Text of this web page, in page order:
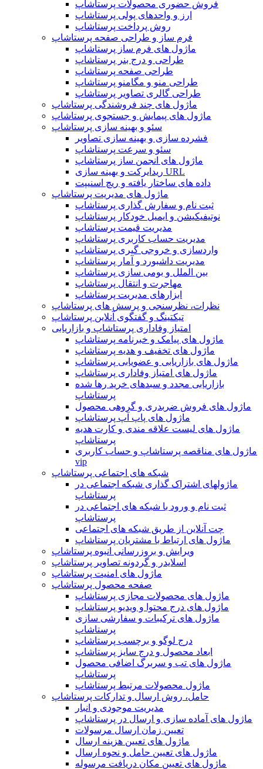
فروش حضوری محصولات پرستاشاپ
ارز و واحدهای پولی پرستاشاپ
روش پرداخت پرستاشاپ
فرم ساز و طراحی صفحه پرستاشاپ
ماژول های فرم ساز پرستاشاپ
طراحی و درج بنر پرستاشاپ
طراحی صفحه پرستاشاپ
طراحی منو و مگامنو پرستاشاپ
طراحی گالری تصاویر پرستاشاپ
ماژول های چند فروشندگی پرستاشاپ
ماژول های پیمایش و جستجوی پرستاشاپ
سئو و بهینه سازی پرستاشاپ
فشرده سازی و بهینه سازی تصاویر
سئو و سرعت پرستاشاپ
ماژول های انجمن ساز پرستاشاپ
ریدایرکت و بهینه سازی URL
داده های ساختار یافته و ریچ اسنیپت
ماژول های مدیریت پرستاشاپ
ثبت نام و سفارش گذاری پرستاشاپ
نوتیفیکیشن و ایمیل خودکار پرستاشاپ
مدیریت قیمت پرستاشاپ
مدیریت حساب کاربری پرستاشاپ
واردسازی و خروجی گیری پرستاشاپ
مدیریت داشبورد و آمار پرستاشاپ
بین الملل و بومی سازی پرستاشاپ
مهاجرت و انتقال پرستاشاپ
ابزارهای مدیریت پرستاشاپ
نظرات، نظرسنجی و پرسش های پرستاشاپ
تیکتینگ و گفتگوی آنلاین پرستاشاپ
امتیاز وفاداری پرستاشاپ و بازاریابی
ماژول های پیامک و خبرنامه پرستاشاپ
ماژول های تخفیف و هدیه پرستاشاپ
ماژول های بازاریابی و عضویابی پرستاشاپ
ماژول های امتیاز وفاداری پرستاشاپ
بازاریابی مجدد و سبدهای خرید رها شده
پرستاشاپ
ماژول های فروش ضربدری و گروهی محصول
ماژول های پاپ آپ پرستاشاپ
ماژول های لیست علاقه مندی و کارت هدیه
پرستاشاپ
ماژول های مناقصه پرستاشاپ و حساب کاربری
vip
شبکه های اجتماعی پرستاشاپ
ماژولهای اشتراک‌ گذاری شبکه اجتماعی در
پرستاشاپ
ثبت نام و ورود با شبکه های اجتماعی در
پرستاشاپ
چت آنلاین از طریق شبکه های اجتماعی
ماژول های ارتباط با مشتریان پرستاشاپ
ویرایش و بروزرسانی انبوه پرستاشاپ
اسلایدر و گردونه تصاویر پرستاشاپ
ماژول های امنیت پرستاشاپ
صفحه محصول پرستاشاپ
ماژول های محصولات مجازی پرستاشاپ
ماژول های درج محتوا و ویدیو پرستاشاپ
ماژول های ترکیبات و سفارشی سازی
پرستاشاپ
درج لوگو و برچسب پرستاشاپ
ابعاد محصول و درج سایز پرستاشاپ
ماژول های تب و سربرگ اضافی محصول
پرستاشاپ
ماژول محصولات مرتبط پرستاشاپ
حامل، روش ارسال و تدارکات پرستاشاپ
مدیریت موجودی و انبار
ماژول های آماده سازی و ارسال در پرستاشاپ
تعیین زمان ارسال مرسولات
ماژول های تعیین هزینه ارسال
ماژول های تعیین حامل و نحوه ارسال
ماژول های تعیین مکان دریافت مرسوله